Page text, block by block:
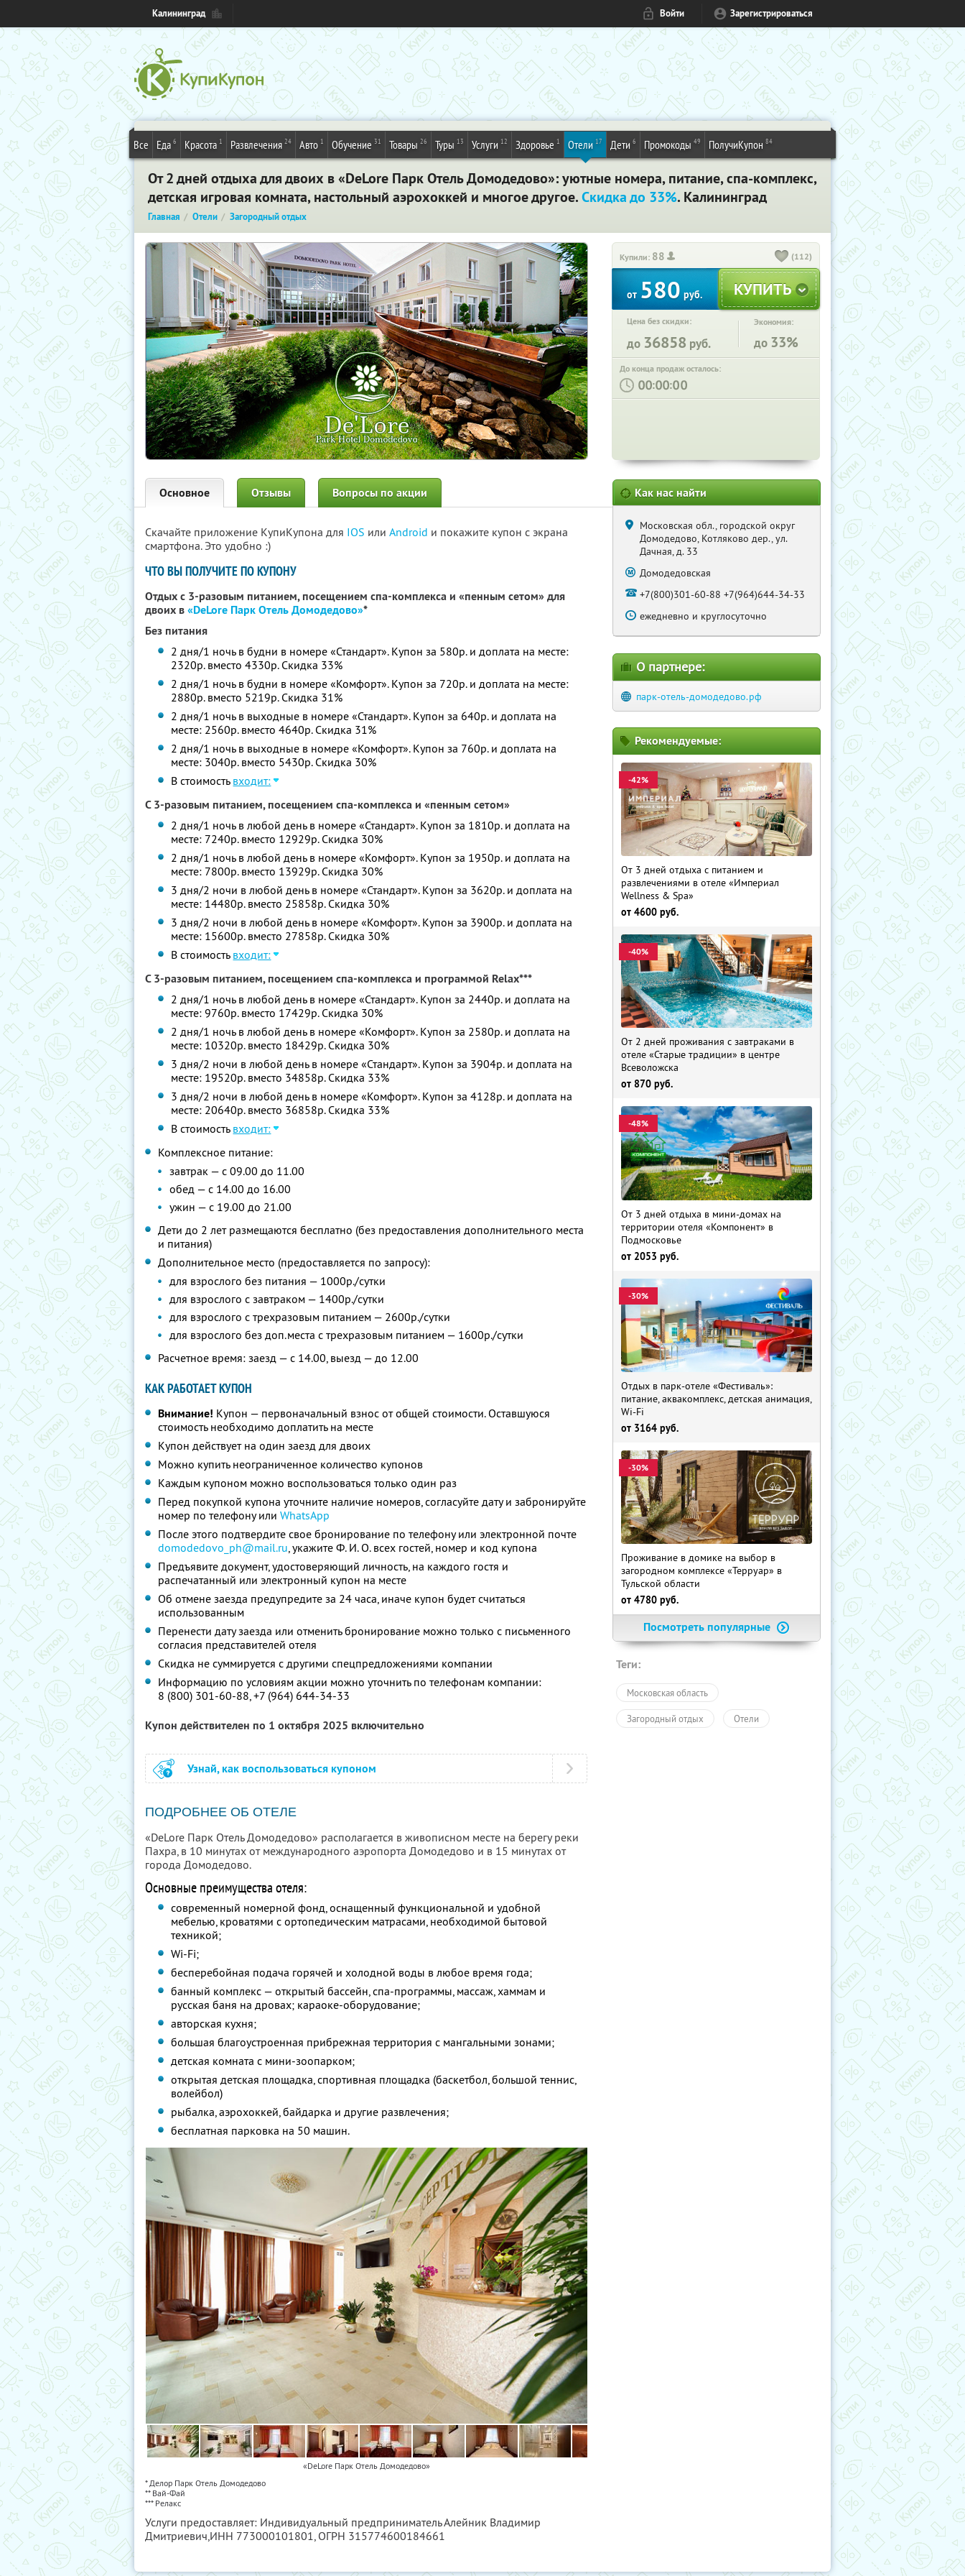
Калининград Войти Зарегистрироваться
Все Еда 6 Красота 1 Развлечения 24 Авто 1 Обучение 31 Товары 26 Туры 13 Услуги 12 Здоровье 1 Отели 17 Дети 6 Промокоды 49 ПолучиКупон 84
От 2 дней отдыха для двоих в «DeLore Парк Отель Домодедово»: уютные номера, питание, спа-комплекс,
детская игровая комната, настольный аэрохоккей и многое другое.Скидка до 33%. Калининград
Главная Отели Загородный отдых
Купили: 88 (112)
от580руб.
Цена без скидки:
до 36858 руб.
Экономия:
до 33%
До конца продаж осталось:
: :
Основное Отзывы Вопросы по акции
Скачайте приложение КупиКупона для IOS или Android и покажите купон с экрана
смартфона. Это удобно :)
ЧТО ВЫ ПОЛУЧИТЕ ПО КУПОНУ
Отдых с 3-разовым питанием, посещением спа-комплекса и «пенным сетом» для
двоих в«DeLore Парк Отель Домодедово»*
Без питания
2 дня/1 ночь в будни в номере «Стандарт». Купон за 580р. и доплата на месте:
2320р. вместо 4330р. Скидка 33%
2 дня/1 ночь в будни в номере «Комфорт». Купон за 720р. и доплата на месте:
2880р. вместо 5219р. Скидка 31%
2 дня/1 ночь в выходные в номере «Стандарт». Купон за 640р. и доплата на
месте: 2560р. вместо 4640р. Скидка 31%
2 дня/1 ночь в выходные в номере «Комфорт». Купон за 760р. и доплата на
месте: 3040р. вместо 5430р. Скидка 30%
В стоимость входит:
С 3-разовым питанием, посещением спа-комплекса и «пенным сетом»
2 дня/1 ночь в любой день в номере «Стандарт». Купон за 1810р. и доплата на
месте: 7240р. вместо 12929р. Скидка 30%
2 дня/1 ночь в любой день в номере «Комфорт». Купон за 1950р. и доплата на
месте: 7800р. вместо 13929р. Скидка 30%
3 дня/2 ночи в любой день в номере «Стандарт». Купон за 3620р. и доплата на
месте: 14480р. вместо 25858р. Скидка 30%
3 дня/2 ночи в любой день в номере «Комфорт». Купон за 3900р. и доплата на
месте: 15600р. вместо 27858р. Скидка 30%
В стоимость входит:
С 3-разовым питанием, посещением спа-комплекса и программой Relax***
2 дня/1 ночь в любой день в номере «Стандарт». Купон за 2440р. и доплата на
месте: 9760р. вместо 17429р. Скидка 30%
2 дня/1 ночь в любой день в номере «Комфорт». Купон за 2580р. и доплата на
месте: 10320р. вместо 18429р. Скидка 30%
3 дня/2 ночи в любой день в номере «Стандарт». Купон за 3904р. и доплата на
месте: 19520р. вместо 34858р. Скидка 33%
3 дня/2 ночи в любой день в номере «Комфорт». Купон за 4128р. и доплата на
месте: 20640р. вместо 36858р. Скидка 33%
В стоимость входит:
Комплексное питание:
завтрак — с 09.00 до 11.00
обед — с 14.00 до 16.00
ужин — с 19.00 до 21.00
Дети до 2 лет размещаются бесплатно (без предоставления дополнительного места
и питания)
Дополнительное место (предоставляется по запросу):
для взрослого без питания — 1000р./сутки
для взрослого с завтраком — 1400р./сутки
для взрослого с трехразовым питанием — 2600р./сутки
для взрослого без доп.места с трехразовым питанием — 1600р./сутки
Расчетное время: заезд — с 14.00, выезд — до 12.00
КАК РАБОТАЕТ КУПОН
Внимание! Купон — первоначальный взнос от общей стоимости. Оставшуюся
стоимость необходимо доплатить на месте
Купон действует на один заезд для двоих
Можно купить неограниченное количество купонов
Каждым купоном можно воспользоваться только один раз
Перед покупкой купона уточните наличие номеров, согласуйте дату и забронируйте
номер по телефону или WhatsApp
После этого подтвердите свое бронирование по телефону или электронной почте
domodedovo_ph@mail.ru,укажите Ф. И. О.всех гостей, номер и код купона
Предъявите документ, удостоверяющий личность, на каждого гостя и
распечатанный или электронный купон на месте
Об отмене заезда предупредите за 24 часа, иначе купон будет считаться
использованным
Перенести дату заезда или отменить бронирование можно только с письменного
согласия представителей отеля
Скидка не суммируется с другими спецпредложениями компании
Информацию по условиям акции можно уточнить по телефонам компании:
8 (800) 301-60-88, +7 (964) 644-34-33
Купон действителен по 1 октября 2025 включительно
Узнай, как воспользоваться купоном
ПОДРОБНЕЕ ОБ ОТЕЛЕ
«DeLore Парк Отель Домодедово» располагается в живописном месте на берегу реки
Пахра, в 10 минутах от международного аэропорта Домодедово и в 15 минутах от
города Домодедово.
Основные преимущества отеля:
современный номерной фонд, оснащенный функциональной и удобной
мебелью, кроватями с ортопедическим матрасами, необходимой бытовой
техникой;
Wi-Fi;
бесперебойная подача горячей и холодной воды в любое время года;
банный комплекс — открытый бассейн, спа-программы, массаж, хаммам и
русская баня на дровах; караоке-оборудование;
авторская кухня;
большая благоустроенная прибрежная территория с мангальными зонами;
детская комната с мини-зоопарком;
открытая детская площадка, спортивная площадка (баскетбол, большой теннис,
волейбол)
рыбалка, аэрохоккей, байдарка и другие развлечения;
бесплатная парковка на 50 машин.
«DeLore Парк Отель Домодедово»
* Делор Парк Отель Домодедово
** Вай-Фай
*** Релакс
Услуги предоставляет: Индивидуальный предприниматель Алейник Владимир
Дмитриевич,ИНН 773000101801, ОГРН 315774600184661
Как нас найти
Московская обл., городской округ
Домодедово, Котляково дер., ул.
Дачная, д. 33
Домодедовская
+7(800)301-60-88 +7(964)644-34-33
ежедневно и круглосуточно
О партнере:
парк-отель-домодедово.рф
Рекомендуемые:
-42%
От 3 дней отдыха с питанием и
развлечениями в отеле «Империал
Wellness & Spa»
от 4600 руб.
-40%
От 2 дней проживания с завтраками в
отеле «Старые традиции» в центре
Всеволожска
от 870 руб.
-48%
От 3 дней отдыха в мини-домах на
территории отеля «Компонент» в
Подмосковье
от 2053 руб.
-30%
Отдых в парк-отеле «Фестиваль»:
питание, аквакомплекс, детская анимация,
Wi-Fi
от 3164 руб.
-30%
Проживание в домике на выбор в
загородном комплексе «Терруар» в
Тульской области
от 4780 руб.
Посмотреть популярные
Теги:
Московская область
Загородный отдых Отели